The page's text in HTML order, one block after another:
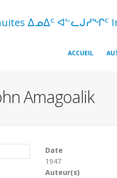
ᐃᓄᐃᑦ ᐊᓪᓚᒍᓯᖏᑦ
ACCUEIL
Amagoalik
Date
1947
Auteur(s)